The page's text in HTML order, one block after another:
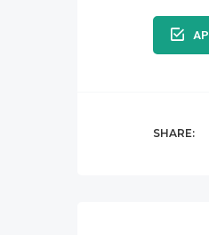
SHARE: